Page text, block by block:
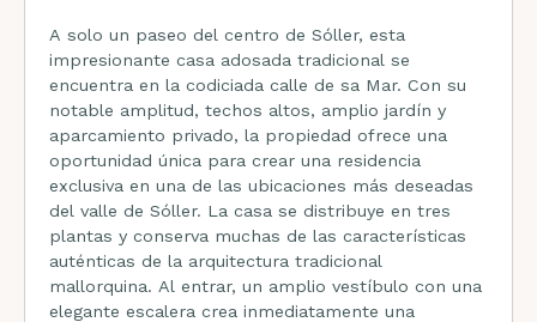
A solo un paseo del centro de Sóller, esta
impresionante casa adosada tradicional se
encuentra en la codiciada calle de sa Mar. Con su
notable amplitud, techos altos, amplio jardín y
aparcamiento privado, la propiedad ofrece una
oportunidad única para crear una residencia
exclusiva en una de las ubicaciones más deseadas
del valle de Sóller. La casa se distribuye en tres
plantas y conserva muchas de las características
auténticas de la arquitectura tradicional
mallorquina. Al entrar, un amplio vestíbulo con una
elegante escalera crea inmediatamente una